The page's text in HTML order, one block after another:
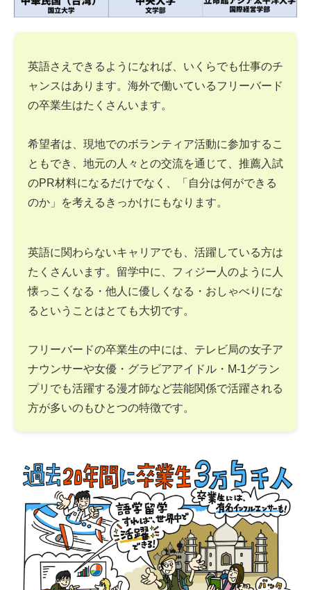
英語さえできるようになれば、いくらでも仕事のチ
ャンスはあります。海外で働いているフリーバード
の卒業生はたくさんいます。
希望者は、現地でのボランティア活動に参加するこ
ともでき、地元の人々との交流を通じて、推薦入試
のPR材料になるだけでなく、「自分は何ができる
のか」を考えるきっかけにもなります。
英語に関わらないキャリアでも、活躍している方は
たくさんいます。留学中に、フィジー人のように人
懐っこくなる・他人に優しくなる・おしゃべりにな
るということはとても大切です。
フリーバードの卒業生の中には、テレビ局の女子ア
ナウンサーや女優・グラビアアイドル・M-1グラン
プリでも活躍する漫才師など芸能関係で活躍される
方が多いのもひとつの特徴です。